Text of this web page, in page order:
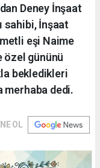
Deney İnşaat
sahibi, İnşaat
eşi Naime
özel gününü
bekledikleri
merhaba dedi.
OL